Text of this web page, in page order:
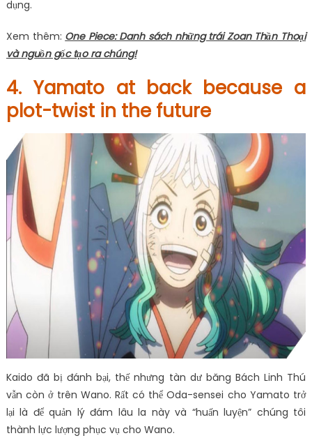
dụng.
Xem thêm: One Piece: Danh sách những trái Zoan Thần Thoại
và nguồn gốc tạo ra chúng!
4. Yamato at back because a
plot-twist in the future
Kaido đã bị đánh bại, thế nhưng tàn dư băng Bách Linh Thú
vẫn còn ở trên Wano. Rất có thể Oda-sensei cho Yamato trở
lại là để quản lý đám lâu la này và “huấn luyện” chúng tôi
thành lực lượng phục vụ cho Wano.